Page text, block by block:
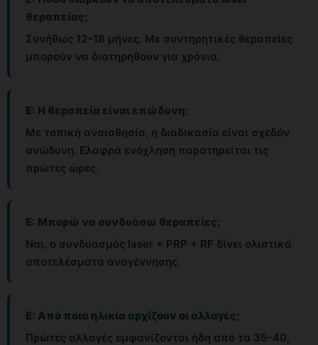
θεραπείας;
Συνήθως 12–18 μήνες. Με συντηρητικές θεραπείες
μπορούν να διατηρηθούν για χρόνια.
Ε: Η θεραπεία είναι επώδυνη;
Με τοπική αναισθησία, η διαδικασία είναι σχεδόν
ανώδυνη. Ελαφρά ενόχληση παρατηρείται τις
πρώτες ώρες.
Ε: Μπορώ να συνδυάσω θεραπείες;
Ναι, ο συνδυασμός laser + PRP + RF δίνει ολιστικά
αποτελέσματα αναγέννησης.
Ε: Από ποια ηλικία αρχίζουν οι αλλαγές;
Πρώτες αλλαγές εμφανίζονται ήδη από τα 35–40,